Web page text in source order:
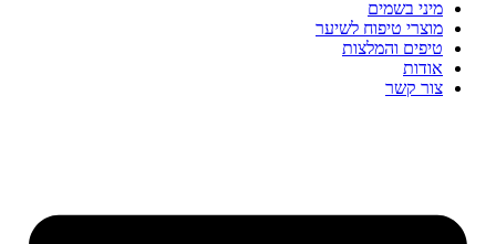
מיני בשמים
מוצרי טיפוח לשיער
טיפים והמלצות
אודות
צור קשר